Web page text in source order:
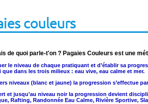
couleurs
de quoi parle-t'on ? Pagaies Couleurs est une
le niveau de chaque pratiquant et d’établir sa
dans les trois milieux : eau vive, eau calme et mer.
niveaux (blanc et jaune) la progression s’effectue
et jusqu’au niveau noir la progression devient
Rafting, Randonnée Eau Calme, Rivière Sportive,